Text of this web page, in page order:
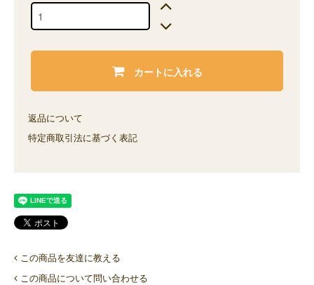
カートに入れる
返品について
特定商取引法に基づく表記
この商品を友達に教える
この商品について問い合わせる